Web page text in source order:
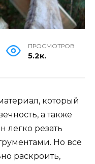
ПРОСМОТРОВ
5.2к.
который
а также
легко резать
Но все
раскроить,